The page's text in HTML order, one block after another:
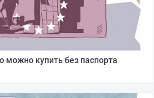
можно купить без паспорта